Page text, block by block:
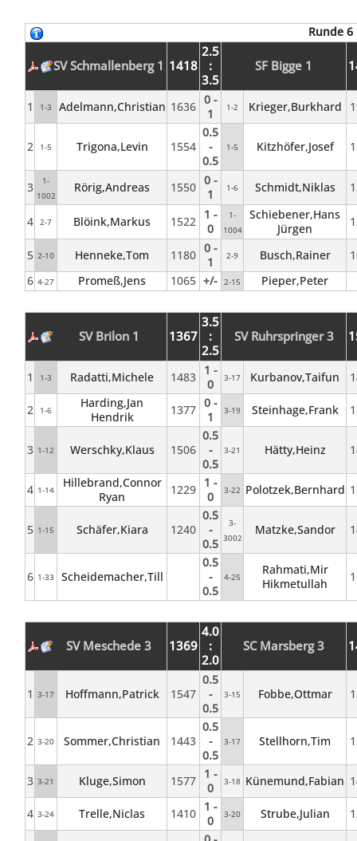
Runde 6
SV Schmallenberg 1 1418
2.5
:
3.5
SF Bigge 1
1 1-3 Adelmann,Christian 1636 0 -
1
1-2 Krieger,Burkhard
2 1-5 Trigona,Levin 1554
0.5
-
0.5
1-5 Kitzhöfer,Josef
3
1-
1002
Rörig,Andreas 1550 0 -
1
1-6 Schmidt,Niklas
4 2-7 Blöink,Markus 1522
1 -
0
1-
1004
Schiebener,Hans
Jürgen
5 2-10 Henneke,Tom 1180 0 -
1
2-9 Busch,Rainer
6 4-27 Promeß,Jens 1065 +/- 2-15 Pieper,Peter
SV Brilon 1 1367
3.5
:
2.5
SV Ruhrspringer 3
1 1-3 Radatti,Michele 1483 1 -
0
3-17 Kurbanov,Taifun
2 1-6
Harding,Jan
Hendrik
1377 0 -
1
3-19 Steinhage,Frank
3 1-12 Werschky,Klaus 1506
0.5
-
0.5
3-21 Hätty,Heinz
4 1-14
Hillebrand,Connor
Ryan
1229 1 -
0
3-22 Polotzek,Bernhard
5 1-15 Schäfer,Kiara 1240
0.5
-
0.5
3-
3002
Matzke,Sandor
6 1-33 Scheidemacher,Till
0.5
-
0.5
4-25
Rahmati,Mir
Hikmetullah
SV Meschede 3 1369
4.0
:
2.0
SC Marsberg 3
1 3-17 Hoffmann,Patrick 1547
0.5
-
0.5
3-15 Fobbe,Ottmar
2 3-20 Sommer,Christian 1443
0.5
-
0.5
3-17 Stellhorn,Tim
3 3-21 Kluge,Simon 1577 1 -
0
3-18 Künemund,Fabian
4 3-24 Trelle,Niclas 1410 1 -
0
3-20 Strube,Julian